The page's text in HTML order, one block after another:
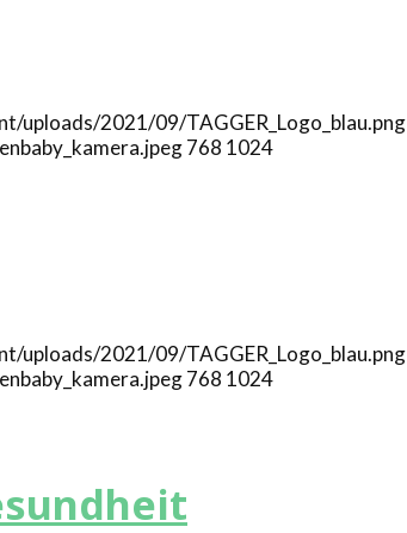
uploads/2021/09/TAGGER_Logo_blau.png
768 1024
uploads/2021/09/TAGGER_Logo_blau.png
768 1024